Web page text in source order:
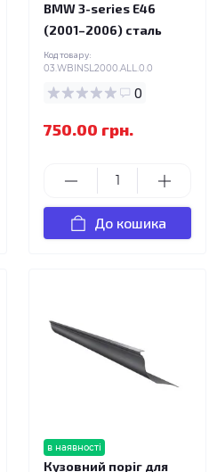
BMW 3-series E46
(2001–2006) сталь
Код товару:
03.WBINSL2000.ALL.0.0
0
750.00 грн.
До кошика
в наявності
Кузовний поріг для